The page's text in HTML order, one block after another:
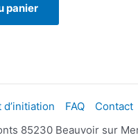
panier
FAQ
Contact
85230 Beauvoir sur